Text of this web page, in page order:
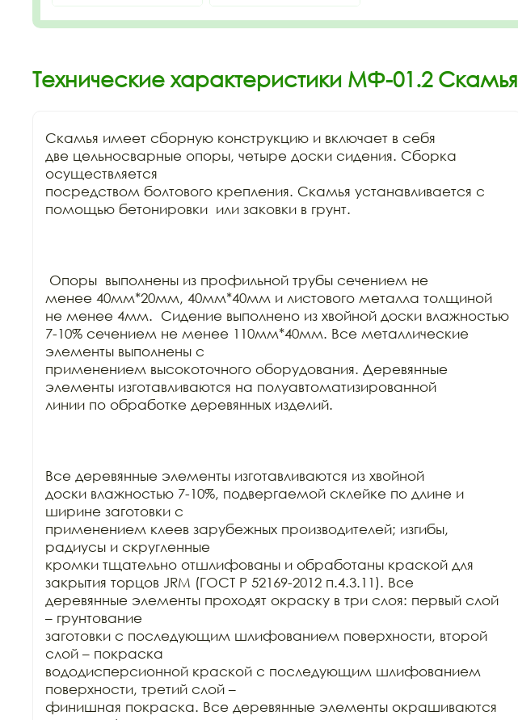
Технические характеристики МФ-01.2 Скамья
Скамья имеет сборную конструкцию и включает в себя
две цельносварные опоры, четыре доски сидения. Сборка
осуществляется
посредством болтового крепления. Скамья устанавливается с
помощью бетонировки  или заковки в грунт.
Опоры  выполнены из профильной трубы сечением не
менее 40мм*20мм, 40мм*40мм и листового металла толщиной
не менее 4мм.  Сидение выполнено из хвойной доски влажностью
7-10% сечением не менее 110мм*40мм. Все металлические
элементы выполнены с
применением высокоточного оборудования. Деревянные
элементы изготавливаются на полуавтоматизированной
линии по обработке деревянных изделий.
Все деревянные элементы изготавливаются из хвойной
доски влажностью 7-10%, подвергаемой склейке по длине и
ширине заготовки с
применением клеев зарубежных производителей; изгибы,
радиусы и скругленные
кромки тщательно отшлифованы и обработаны краской для
закрытия торцов JRM (ГОСТ Р 52169-2012 п.4.3.11). Все
деревянные элементы проходят окраску в три слоя: первый слой
– грунтование
заготовки с последующим шлифованием поверхности, второй
слой – покраска
вододисперсионной краской с последующим шлифованием
поверхности, третий слой –
финишная покраска. Все деревянные элементы окрашиваются